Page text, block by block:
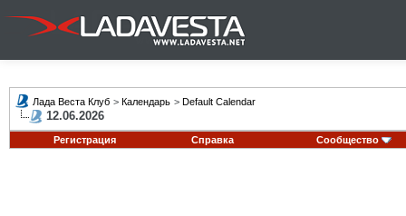
Лада Веста Клуб > Календарь > Default Calendar
12.06.2026
Регистрация Справка Сообщество